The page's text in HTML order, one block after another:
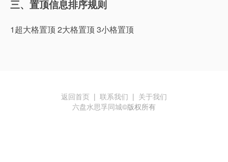
三、置顶信息排序规则
1超大格置顶 2大格置顶 3小格置顶
返回首页 | 联系我们 | 关于我们
六盘水思孚同城©版权所有